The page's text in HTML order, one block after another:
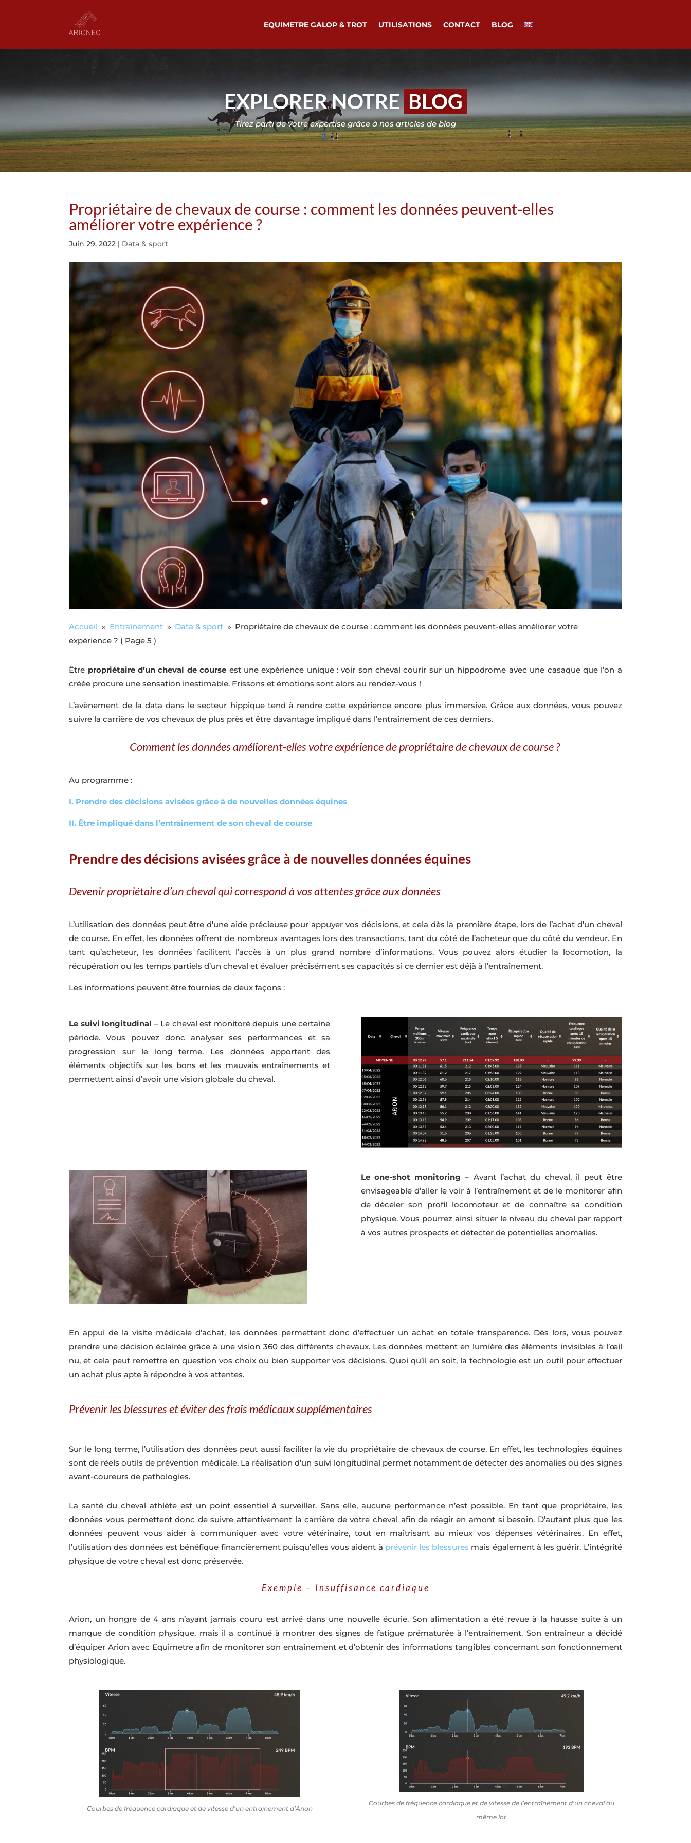
EQUIMETRE GALOP & TROT UTILISATIONS CONTACT BLOG
EXPLORER NOTRE BLOG
Tirez parti de votre expertise grâce à nos articles de blog
Propriétaire de chevaux de course : comment les données peuvent-elles
améliorer votre expérience ?
Juin 29, 2022 | Data & sport
Accueil 9 Entraînement 9 Data & sport 9 Propriétaire de chevaux de course : comment les données peuvent-elles améliorer votre
expérience ? ( Page 5 )
Être propriétaire d’un cheval de course est une expérience unique : voir son cheval courir sur un hippodrome avec une casaque que l’on a
créée procure une sensation inestimable. Frissons et émotions sont alors au rendez-vous !
L’avènement de la data dans le secteur hippique tend à rendre cette expérience encore plus immersive. Grâce aux données, vous pouvez
suivre la carrière de vos chevaux de plus près et être davantage impliqué dans l’entraînement de ces derniers.
Comment les données améliorent-elles votre expérience de propriétaire de chevaux de course ?
Au programme :
I. Prendre des décisions avisées grâce à de nouvelles données équines
II. Être impliqué dans l’entraînement de son cheval de course
Prendre des décisions avisées grâce à de nouvelles données équines
Devenir propriétaire d’un cheval qui correspond à vos attentes grâce aux données
L’utilisation des données peut être d’une aide précieuse pour appuyer vos décisions, et cela dès la première étape, lors de l’achat d’un cheval
de course. En effet, les données offrent de nombreux avantages lors des transactions, tant du côté de l’acheteur que du côté du vendeur. En
tant qu’acheteur, les données facilitent l’accès à un plus grand nombre d’informations. Vous pouvez alors étudier la locomotion, la
récupération ou les temps partiels d’un cheval et évaluer précisément ses capacités si ce dernier est déjà à l’entraînement.
Les informations peuvent être fournies de deux façons :
Le suivi longitudinal – Le cheval est monitoré depuis une certaine
période. Vous pouvez donc analyser ses performances et sa
progression sur le long terme. Les données apportent des
éléments objectifs sur les bons et les mauvais entraînements et
permettent ainsi d’avoir une vision globale du cheval.
Le one-shot monitoring – Avant l’achat du cheval, il peut être
envisageable d’aller le voir à l’entraînement et de le monitorer afin
de déceler son profil locomoteur et de connaître sa condition
physique. Vous pourrez ainsi situer le niveau du cheval par rapport
à vos autres prospects et détecter de potentielles anomalies.
En appui de la visite médicale d’achat, les données permettent donc d’effectuer un achat en totale transparence. Dès lors, vous pouvez
prendre une décision éclairée grâce à une vision 360 des différents chevaux. Les données mettent en lumière des éléments invisibles à l’œil
nu, et cela peut remettre en question vos choix ou bien supporter vos décisions. Quoi qu’il en soit, la technologie est un outil pour effectuer
un achat plus apte à répondre à vos attentes.
Prévenir les blessures et éviter des frais médicaux supplémentaires
Sur le long terme, l’utilisation des données peut aussi faciliter la vie du propriétaire de chevaux de course. En effet, les technologies équines
sont de réels outils de prévention médicale. La réalisation d’un suivi longitudinal permet notamment de détecter des anomalies ou des signes
avant-coureurs de pathologies.
La santé du cheval athlète est un point essentiel à surveiller. Sans elle, aucune performance n’est possible. En tant que propriétaire, les
données vous permettent donc de suivre attentivement la carrière de votre cheval afin de réagir en amont si besoin. D’autant plus que les
données peuvent vous aider à communiquer avec votre vétérinaire, tout en maîtrisant au mieux vos dépenses vétérinaires. En effet,
l’utilisation des données est bénéfique financièrement puisqu’elles vous aident à prévenir les blessures mais également à les guérir. L’intégrité
physique de votre cheval est donc préservée.
Exemple – Insuffisance cardiaque
Arion, un hongre de 4 ans n’ayant jamais couru est arrivé dans une nouvelle écurie. Son alimentation a été revue à la hausse suite à un
manque de condition physique, mais il a continué à montrer des signes de fatigue prématurée à l’entraînement. Son entraîneur a décidé
d’équiper Arion avec Equimetre afin de monitorer son entraînement et d’obtenir des informations tangibles concernant son fonctionnement
physiologique.
Courbes de fréquence cardiaque et de vitesse d’un entraînement d’Arion
Courbes de fréquence cardiaque et de vitesse de l’entraînement d’un cheval du
même lot